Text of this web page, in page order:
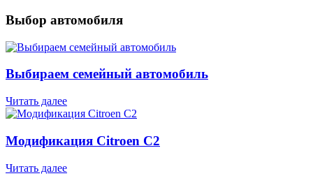
Выбор автомобиля
Выбираем семейный автомобиль
Читать далее
Модификация Citroen С2
Читать далее